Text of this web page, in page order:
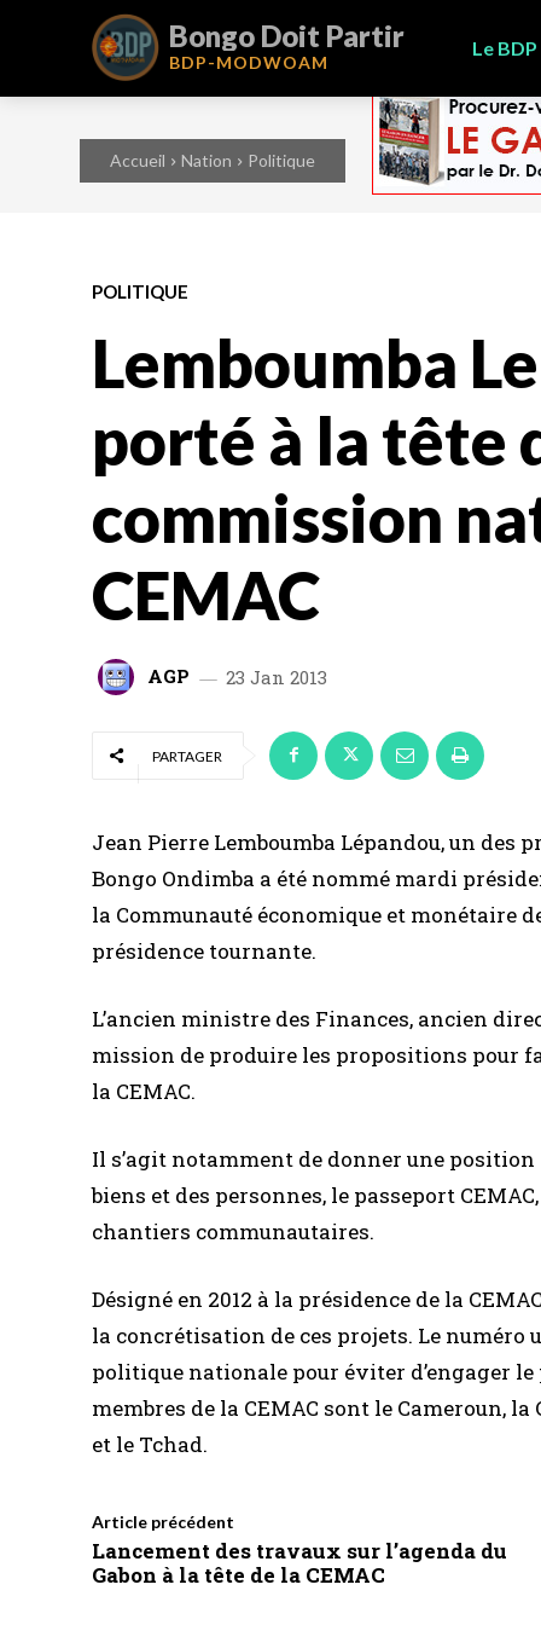
Bongo Doit Partir
BDP-MODWOAM
Le BDP
Accueil Nation Politique
POLITIQUE
Lemboumba
porté à la tête
commission
CEMAC
AGP 23 Jan 2013
PARTAGER
Jean Pierre Lemboumba Lépandou, un des
Bongo Ondimba a été nommé mardi
la Communauté économique et monétaire
présidence tournante.
L’ancien ministre des Finances, ancien
mission de produire les propositions pour
la CEMAC.
Il s’agit notamment de donner une
biens et des personnes, le passeport
chantiers communautaires.
Désigné en 2012 à la présidence de la
la concrétisation de ces projets. Le
politique nationale pour éviter d’engager
membres de la CEMAC sont le Cameroun,
et le Tchad.
Article précédent
Lancement des travaux sur l’agenda du
Gabon à la tête de la CEMAC